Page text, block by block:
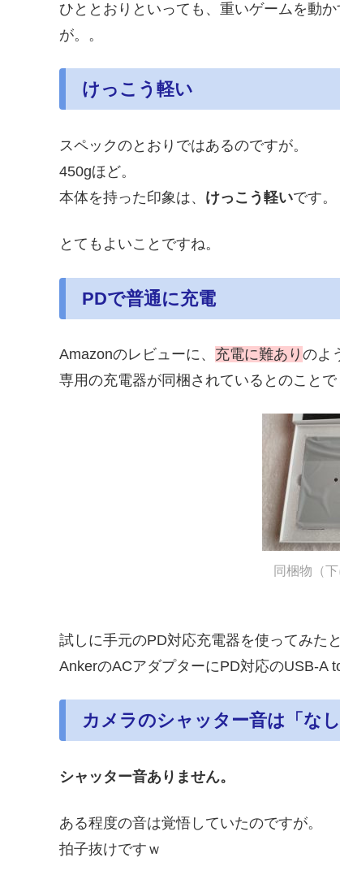
ひととおりといっても、重いゲームを動
が。。
けっこう軽い
スペックのとおりではあるのですが。
450gほど。
本体を持った印象は、 けっこう軽いです。
とてもよいことですね。
PDで普通に充電
Amazonのレビューに、 充電に難あり のよ
専用の充電器が同梱されているとのこと
同梱物（
試しに手元のPD対応充電器を使ってみた
AnkerのACアダプターにPD対応のUSB-A
カメラのシャッター音は「なし
シャッター音ありません。
ある程度の音は覚悟していたのですが。
拍子抜けですｗ